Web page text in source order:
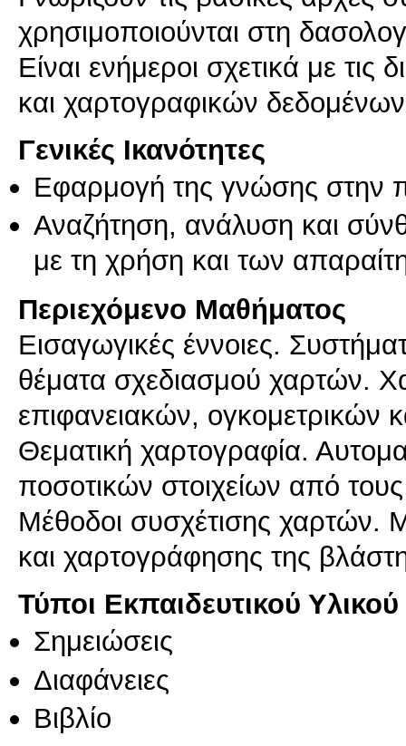
χρησιμοποιούνται στη
Είναι ενήμεροι σχετικά με
και χαρτογραφικών δεδομένων
Γενικές Ικανότητες
Εφαρμογή της γνώσης στην
Αναζήτηση, ανάλυση και
με τη χρήση και των
Περιεχόμενο Μαθήματος
Εισαγωγικές έννοιες.
θέματα σχεδιασμού χαρτών.
επιφανειακών, ογκομετρικών
Θεματική χαρτογραφία.
ποσοτικών στοιχείων από
Μέθοδοι συσχέτισης χαρτών.
και χαρτογράφησης της
Τύποι Εκπαιδευτικού Υλικού
Σημειώσεις
Διαφάνειες
Βιβλίο